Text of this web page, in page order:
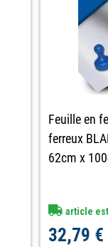
Feuille en
ferreux
62cm x
article
32,79 €